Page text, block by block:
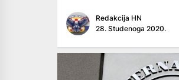
Redakcija HN
28. Studenoga 2020.